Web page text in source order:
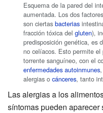
Esquema de la pared del
aumentada. Los dos
son ciertas bacterias
fracción tóxica del gluten),
predisposición genética, es
no celíacos. Esto permite
torrente sanguíneo, con el
enfermedades autoinmunes,
alergias o cánceres, tanto
Las alergias a los
síntomas pueden